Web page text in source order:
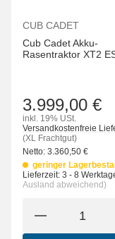
CUB CADET
Cub Cadet Akku-
Rasentraktor XT2
3.999,00 €
inkl. 19% USt.
Versandkostenfreie
(XL Frachtgut)
Netto: 3.360,50 €
geringer
Lieferzeit: 3 - 8
Ausland abweichend)